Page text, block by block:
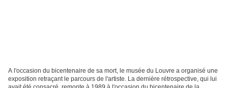
A l'occasion du bicentenaire de sa mort, le musée du Louvre a organisé une
exposition retraçant le parcours de l'artiste. La dernière rétrospective, qui lui